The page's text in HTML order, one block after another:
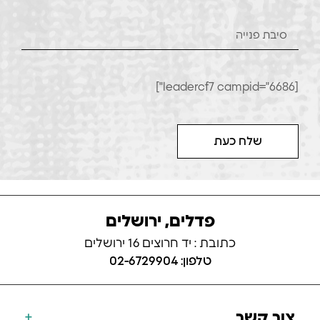
שלח כעת
פדלים, ירושלים
כתובת : יד חרוצים 16 ירושלים
טלפון: 02-6729904